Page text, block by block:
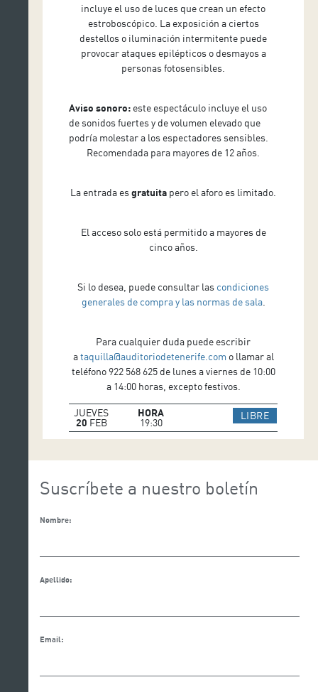
incluye el uso de luces que crean un efecto
estroboscópico. La exposición a ciertos
destellos o iluminación intermitente puede
provocar ataques epilépticos o desmayos a
personas fotosensibles.
Aviso sonoro: este espectáculo incluye el uso
de sonidos fuertes y de volumen elevado que
podría molestar a los espectadores sensibles.
Recomendada para mayores de 12 años.
La entrada esgratuita pero el aforo es limitado.
El acceso solo está permitido a mayores de
cinco años.
Si lo desea, puede consultar las condiciones
generales de compra y las normas de sala.
Para cualquier duda puede escribir
ataquilla@auditoriodetenerife.com o llamar al
teléfono 922 568 625 de lunes a viernes de 10:00
a 14:00 horas, excepto festivos.
JUEVES
20 FEB
HORA
19:30
LIBREIR A WEB
Suscríbete a nuestro boletín
Nombre:
Apellido:
Email: